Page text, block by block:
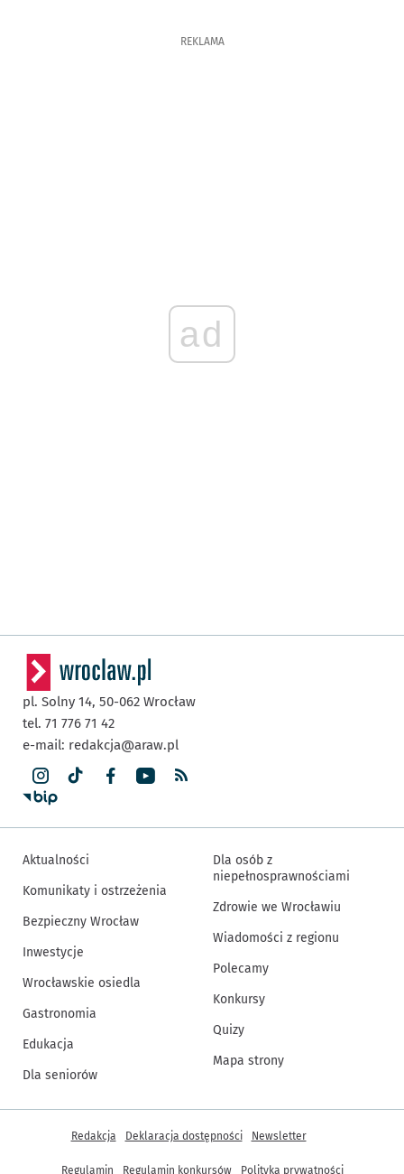
REKLAMA
ad
pl. Solny 14, 50-062 Wrocław
tel. 71 776 71 42
e-mail: redakcja@araw.pl
Aktualności
Komunikaty i ostrzeżenia
Bezpieczny Wrocław
Inwestycje
Wrocławskie osiedla
Gastronomia
Edukacja
Dla seniorów
Dla osób z
niepełnosprawnościami
Zdrowie we Wrocławiu
Wiadomości z regionu
Polecamy
Konkursy
Quizy
Mapa strony
Inne informacje
Redakcja Deklaracja dostępności Newsletter
Regulamin Regulamin konkursów Polityka prywatności